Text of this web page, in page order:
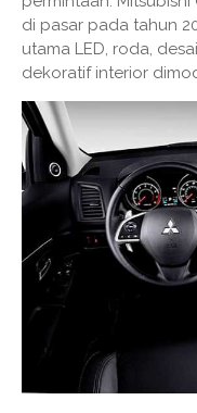
di pasar pada tahun
utama LED, roda,
dekoratif interior